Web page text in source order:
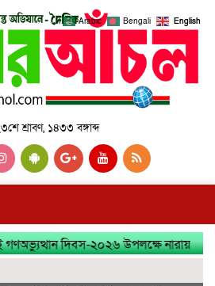
শ্রাবণ, ১৪৩৩ বঙ্গাব্দ
দিবস-২০২৬ উপলক্ষে নারায়ণগঞ্জ
Arabic Bengali English